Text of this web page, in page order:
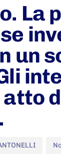
La
un
atto